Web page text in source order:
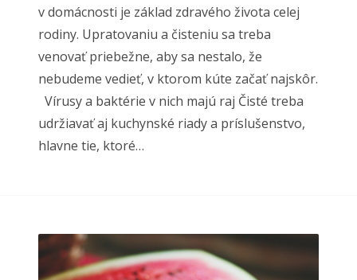
v domácnosti je základ zdravého života celej
rodiny. Upratovaniu a čisteniu sa treba
venovať priebežne, aby sa nestalo, že
nebudeme vedieť, v ktorom kúte začať najskôr.
Vírusy a baktérie v nich majú raj Čisté treba
udržiavať aj kuchynské riady a príslušenstvo,
hlavne tie, ktoré…